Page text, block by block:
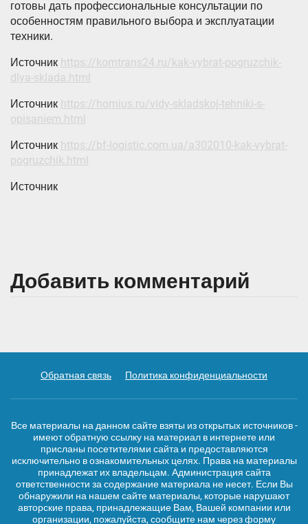
готовы дать профессиональные консультации по
особенностям правильного выбора и эксплуатации
техники.
Источник https://komtrans24.ru/kak-vybrat-pogruzchik-
dlya-sklada.html
Источник https://homius.ru/vidy-skladskoj-tehniki-s-
opisaniem.html
Источник https://bf-logistic.com.ua/a302010-kak-vybrat-
pogruzchik.html
Источник
Добавить комментарий
Обратная связь Политика конфиденциальности
Все материалы на данном сайте взяты из открытых источников -
имеют обратную ссылку на материал в интернете или
присланы посетителями сайта и предоставляются
исключительно в ознакомительных целях. Права на материалы
принадлежат их владельцам. Администрация сайта
ответственности за содержание материала не несет. Если Вы
обнаружили на нашем сайте материалы, которые нарушают
авторские права, принадлежащие Вам, Вашей компании или
организации, пожалуйста, сообщите нам через форму